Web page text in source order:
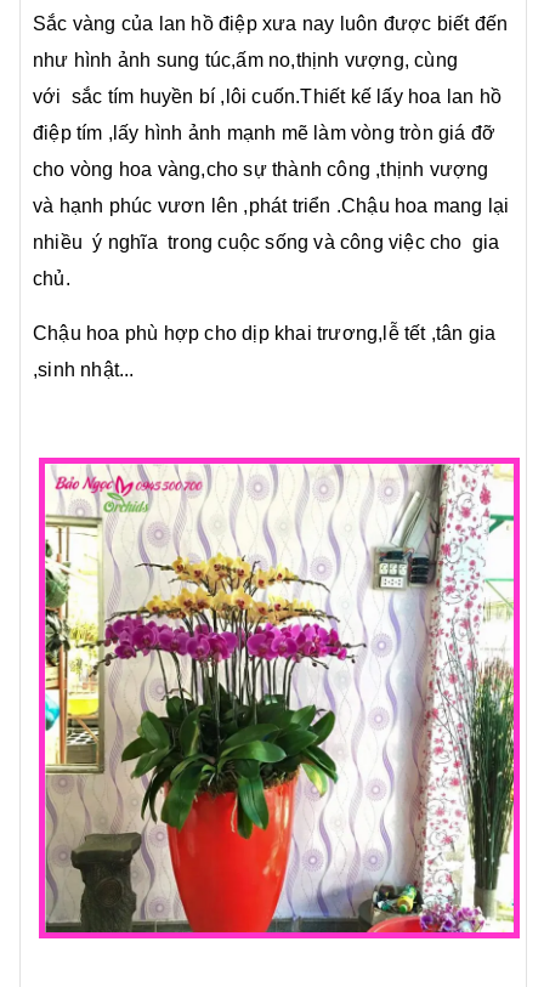
Sắc vàng của lan hồ điệp xưa nay luôn được biết đến
như hình ảnh sung túc,ấm no,thịnh vượng, cùng
với sắc tím huyền bí ,lôi cuốn.Thiết kế lấy hoa lan hồ
điệp tím ,lấy hình ảnh mạnh mẽ làm vòng tròn giá đỡ
cho vòng hoa vàng,cho sự thành công ,thịnh vượng
và hạnh phúc vươn lên ,phát triển .Chậu hoa mang lại
nhiều ý nghĩa trong cuộc sống và công việc cho gia
chủ.
Chậu hoa phù hợp cho dịp khai trương,lễ tết ,tân gia
,sinh nhật...